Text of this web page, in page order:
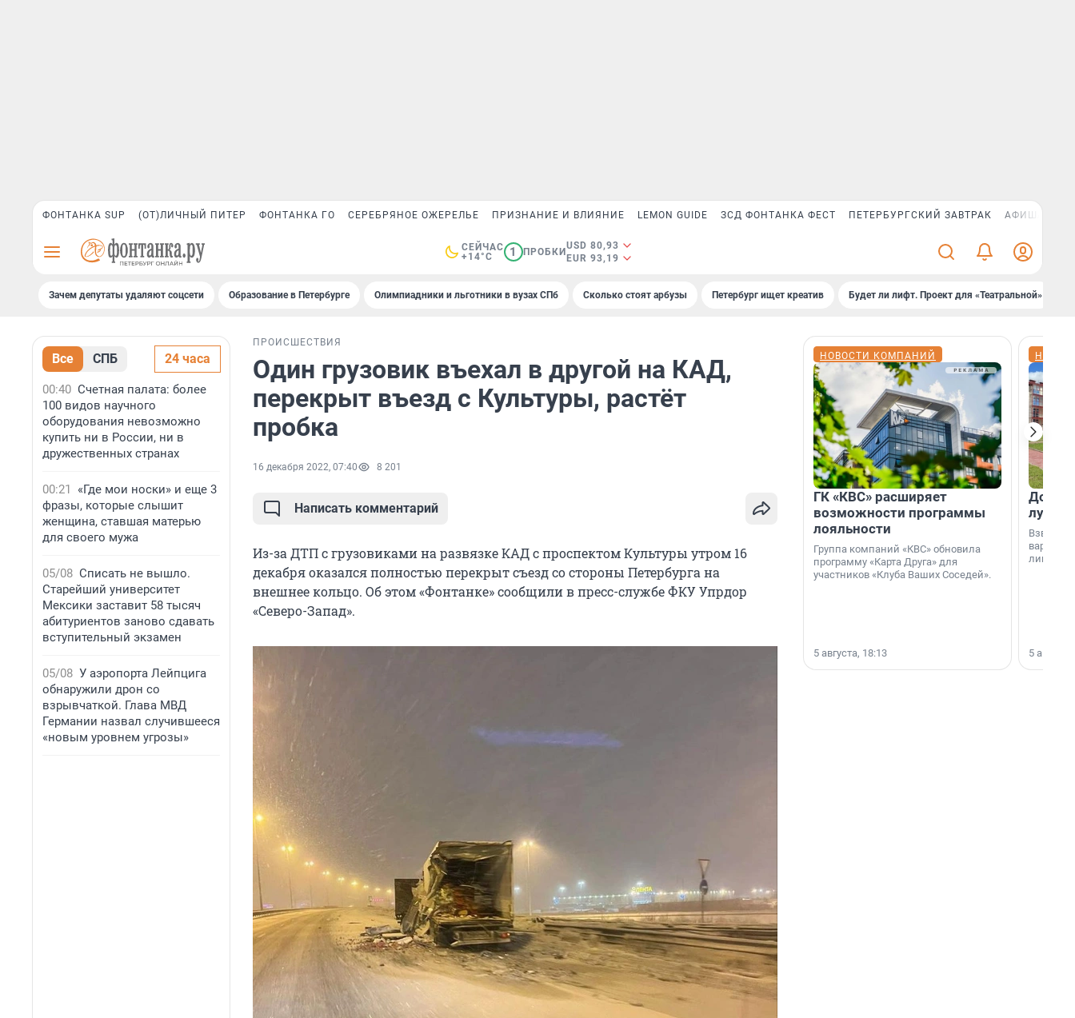
ФОНТАНКА SUP (ОТ)ЛИЧНЫЙ ПИТЕР ФОНТАНКА ГО СЕРЕБРЯНОЕ ОЖЕРЕЛЬЕ ПРИЗНАНИЕ И ВЛИЯНИЕ LEMON GUIDE ЗСД ФОНТАНКА ФЕСТ ПЕТЕРБУРГСКИЙ ЗАВТРАК АФИША PLUS
СЕЙЧАС
+14°C
1 ПРОБКИ
USD 80,93
EUR 93,19
Зачем депутаты удаляют соцсети Образование в Петербурге Олимпиадники и льготники в вузах СПб Сколько стоят арбузы Петербург ищет креатив Будет ли лифт. Проект для «Театральной»
Все СПБ 24 часа
00:40 Счетная палата: более
100 видов научного
оборудования невозможно
купить ни в России, ни в
дружественных странах
00:21
«Где мои носки» и еще 3
фразы, которые слышит
женщина, ставшая матерью
для своего мужа
05/08 Списать не вышло.
Старейший университет
Мексики заставит 58 тысяч
абитуриентов заново сдавать
вступительный экзамен
05/08 У аэропорта Лейпцига
обнаружили дрон со
взрывчаткой. Глава МВД
Германии назвал случившееся
«новым уровнем угрозы»
ПРОИСШЕСТВИЯ
Один грузовик въехал в другой на КАД,
перекрыт въезд с Культуры, растёт
пробка
16 декабря 2022, 07:40 8 201
Написать комментарий
Из-за ДТП с грузовиками на развязке КАД с проспектом Культуры утром 16
декабря оказался полностью перекрыт съезд со стороны Петербурга на
внешнее кольцо. Об этом «Фонтанке» сообщили в пресс-службе ФКУ Упрдор
«Северо-Запад».
НОВОСТИ КОМПАНИЙ
ГК «КВС» расширяет
возможности программы
лояльности
Группа компаний «КВС» обновила
программу «Карта Друга» для
участников «Клуба Ваших Соседей».
5 августа, 18:13
Дом
лучше
лишнего
5